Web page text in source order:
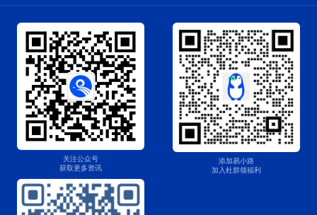
关注公众号
获取更多资讯
添加易小路
加入杜群领福利